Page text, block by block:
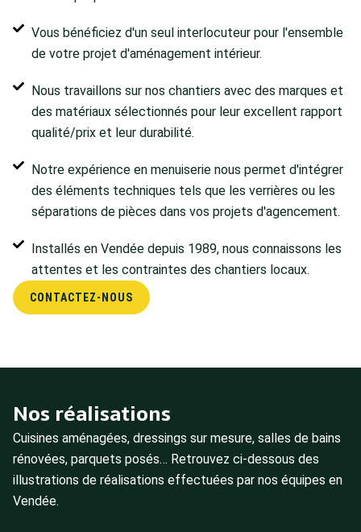
Vous bénéficiez d'un seul interlocuteur pour l'ensemble
de votre projet d'aménagement intérieur.
Nous travaillons sur nos chantiers avec des marques et
des matériaux sélectionnés pour leur excellent rapport
qualité/prix et leur durabilité.
Notre expérience en menuiserie nous permet d'intégrer
des éléments techniques tels que les verrières ou les
séparations de pièces dans vos projets d'agencement.
Installés en Vendée depuis 1989, nous connaissons les
attentes et les contraintes des chantiers locaux.
CONTACTEZ-NOUS
Nos réalisations
Cuisines aménagées, dressings sur mesure, salles de bains
rénovées, parquets posés… Retrouvez ci-dessous des
illustrations de réalisations effectuées par nos équipes en
Vendée.